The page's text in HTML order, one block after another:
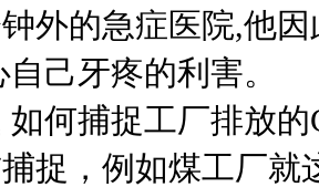
外的急症医院,他
己牙疼的利害。
捕捉工厂排放的
捉，例如煤工厂就